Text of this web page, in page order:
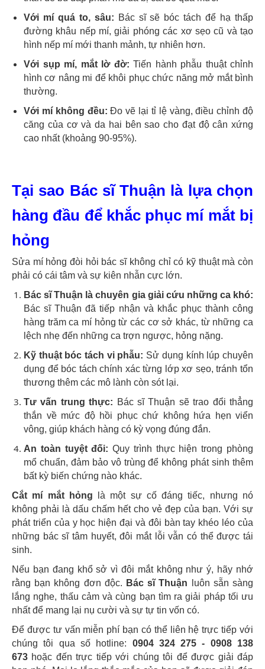
Với mí quá to, sâu: Bác sĩ sẽ bóc tách để hạ thấp
đường khâu nếp mí, giải phóng các xơ sẹo cũ và tạo
hình nếp mí mới thanh mảnh, tự nhiên hơn.
Với sụp mí, mắt lờ đờ: Tiến hành phẫu thuật chỉnh
hình cơ nâng mi để khôi phục chức năng mở mắt bình
thường.
Với mí không đều: Đo vẽ lại tỉ lệ vàng, điều chỉnh độ
căng của cơ và da hai bên sao cho đạt độ cân xứng
cao nhất (khoảng 90-95%).
Tại sao Bác sĩ Thuận là lựa chọn
hàng đầu để khắc phục mí mắt bị
hỏng
Sửa mí hỏng đòi hỏi bác sĩ không chỉ có kỹ thuật mà còn
phải có cái tâm và sự kiên nhẫn cực lớn.
Bác sĩ Thuận là chuyên gia giải cứu những ca khó:
Bác sĩ Thuận đã tiếp nhận và khắc phục thành công
hàng trăm ca mí hỏng từ các cơ sở khác, từ những ca
lệch nhẹ đến những ca trợn ngược, hỏng nặng.
Kỹ thuật bóc tách vi phẫu: Sử dụng kính lúp chuyên
dụng để bóc tách chính xác từng lớp xơ sẹo, tránh tổn
thương thêm các mô lành còn sót lại.
Tư vấn trung thực: Bác sĩ Thuận sẽ trao đổi thẳng
thắn về mức độ hồi phục chứ không hứa hẹn viển
vông, giúp khách hàng có kỳ vọng đúng đắn.
An toàn tuyệt đối: Quy trình thực hiện trong phòng
mổ chuẩn, đảm bảo vô trùng để không phát sinh thêm
bất kỳ biến chứng nào khác.
Cắt mí mắt hỏng là một sự cố đáng tiếc, nhưng nó
không phải là dấu chấm hết cho vẻ đẹp của bạn. Với sự
phát triển của y học hiện đại và đôi bàn tay khéo léo của
những bác sĩ tâm huyết, đôi mắt lỗi vẫn có thể được tái
sinh.
Nếu bạn đang khổ sở vì đôi mắt không như ý, hãy nhớ
rằng bạn không đơn độc. Bác sĩ Thuận luôn sẵn sàng
lắng nghe, thấu cảm và cùng bạn tìm ra giải pháp tối ưu
nhất để mang lại nụ cười và sự tự tin vốn có.
Để được tư vấn miễn phí bạn có thể liên hệ trực tiếp với
chúng tôi qua số hotline: 0904 324 275 - 0908 138
673 hoặc đến trực tiếp với chúng tôi để được giải đáp